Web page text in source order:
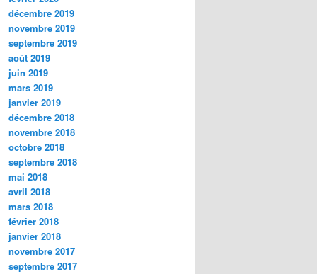
décembre 2019
novembre 2019
septembre 2019
août 2019
juin 2019
mars 2019
janvier 2019
décembre 2018
novembre 2018
octobre 2018
septembre 2018
mai 2018
avril 2018
mars 2018
février 2018
janvier 2018
novembre 2017
septembre 2017